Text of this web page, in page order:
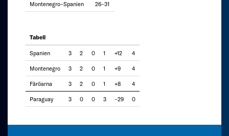
Montenegro–Spanien 26–31
Tabell
Spanien 3 2 0 1 +12 4
Montenegro 3 2 0 1 +9 4
Färöarna 3 2 0 1 +8 4
Paraguay 3 0 0 3 –29 0